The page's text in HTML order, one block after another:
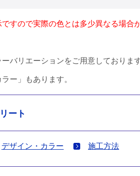
すので実際の色とは多少異なる場合
バリエーションをご用意しております
ー」もあります。
ート
デザイン・カラー 施工方法